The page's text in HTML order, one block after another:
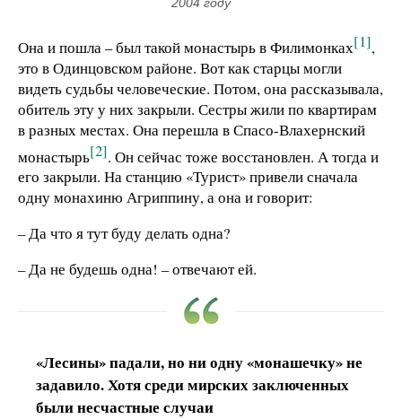
Она и пошла – был такой монастырь в Филимонках[1],
это в Одинцовском районе. Вот как старцы могли
видеть судьбы человеческие. Потом, она рассказывала,
обитель эту у них закрыли. Сестры жили по квартирам
в разных местах. Она перешла в Спасо-Влахернский
монастырь[2]. Он сейчас тоже восстановлен. А тогда и
его закрыли. На станцию «Турист» привели сначала
одну монахиню Агриппину, а она и говорит:
– Да что я тут буду делать одна?
– Да не будешь одна! – отвечают ей.
«Лесины» падали, но ни одну «монашечку» не
задавило. Хотя среди мирских заключенных
были несчастные случаи